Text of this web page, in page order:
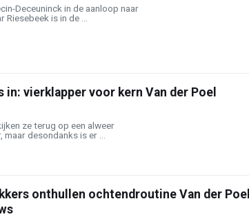
Deceuninck in de aanloop naar
is in de ...
vierklapper voor kern Van der Poel
ze terug op een alweer
desondanks is er ...
onthullen ochtendroutine Van der Poel